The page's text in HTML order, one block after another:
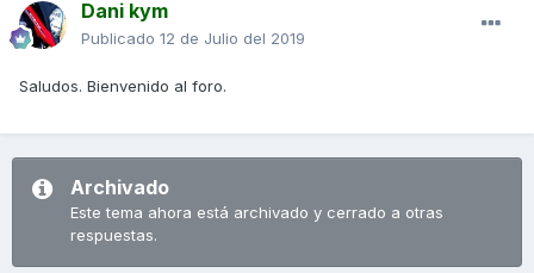
Dani kym
Publicado 12 de Julio del 2019
Saludos. Bienvenido al foro.
Archivado
Este tema ahora está archivado y cerrado a otras
respuestas.